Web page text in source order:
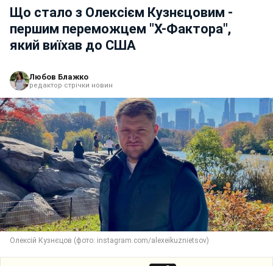
Що стало з Олексієм Кузнєцовим -
першим переможцем "Х-Фактора",
який виїхав до США
Любов Блажко
редактор стрічки новин
Олексій Кузнєцов (фото: instagram.com/alexeikuznietsov)